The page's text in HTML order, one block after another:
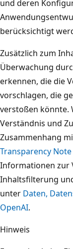
und deren
berücksichtigt
Zusätzlich zum
Überwachung
erkennen, die die
vorschlagen, die
verstoßen könnte.
Verständnis und
Zusammenhang
Transparency
Informationen zur
Inhaltsfilterung
unter Daten,
OpenAI.
Hinweis